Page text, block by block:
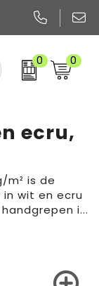
0 0
ecru,
m² is de
wit en ecru
i...